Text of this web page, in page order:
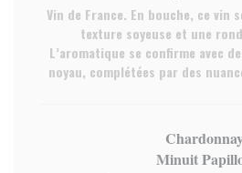
Vin de France. En bouche, ce vin
texture soyeuse et une
L’aromatique se confirme avec
noyau, complétées par des
Minuit